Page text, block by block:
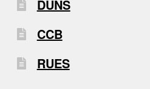
DUNS
CCB
RUES